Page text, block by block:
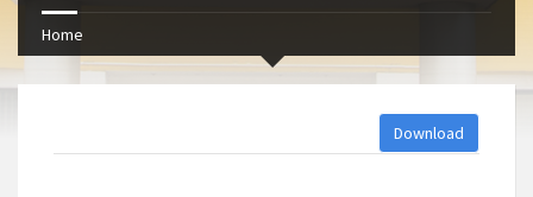
Home
Download